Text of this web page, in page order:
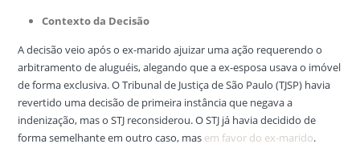
Contexto da Decisão
A decisão veio após o ex-marido ajuizar uma ação requerendo o
arbitramento de aluguéis, alegando que a ex-esposa usava o imóvel
de forma exclusiva. O Tribunal de Justiça de São Paulo (TJSP) havia
revertido uma decisão de primeira instância que negava a
indenização, mas o STJ reconsiderou. O STJ já havia decidido de
forma semelhante em outro caso, mas em favor do ex-marido.